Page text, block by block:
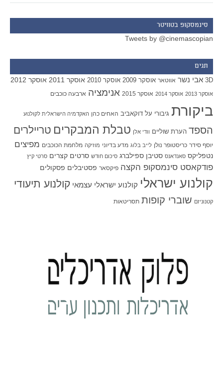
סינמסקופ בטוויטר
Tweets by @cinemascopian
תגים
3D אבי נשר אווטאר אוסקר 2009 אוסקר 2010 אוסקר 2011 אוסקר 2012
אוסקר 2013 אוסקר 2014 אוסקר 2015 אנימציה ארבעה כוכבים
ביקורת גיבורי על דוקאביב האחים כהן האקדמיה הישראלית לקולנוע
הספד הערת שוליים וודי אלן טבלת המבקרים טריילרים
יוסף סידר כריסטופר נולן לייב בלוג מדע בדיוני מוזיקה מלחמת הכוכבים מפיצים
נטפליקס סאנדאנס סטיבן ספילברג סיכום חודש סרטים קצרים סרטי קיץ
פודקאסט סינמסקופ הקצה פיקסאר פסטיבלים פסקולים
קולנוע ישראלי קולנוע ישראלי עצמאי קולנוע תיעודי
קטנוניזם שוברי קופות תסריטאות